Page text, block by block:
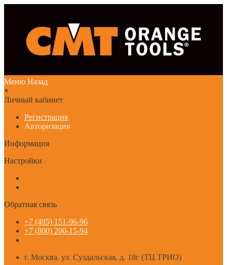
Меню Назад
×
Личный кабинет
Регистрация
Авторизация
Информация
Настройки
Обратная связь
+7 (495) 151-96-96
+7 (800) 200-15-94
г. Москва. ул. Суздальская, д. 18г (ТЦ ТРИО)